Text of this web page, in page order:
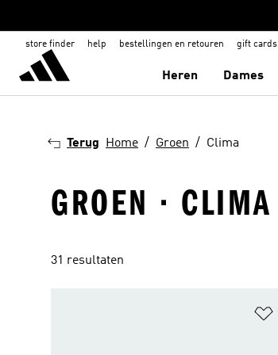
store finder help bestellingen en retouren gift cards
Heren Dames
Terug Home Groen Clima
GROEN · CLIMA
31 resultaten